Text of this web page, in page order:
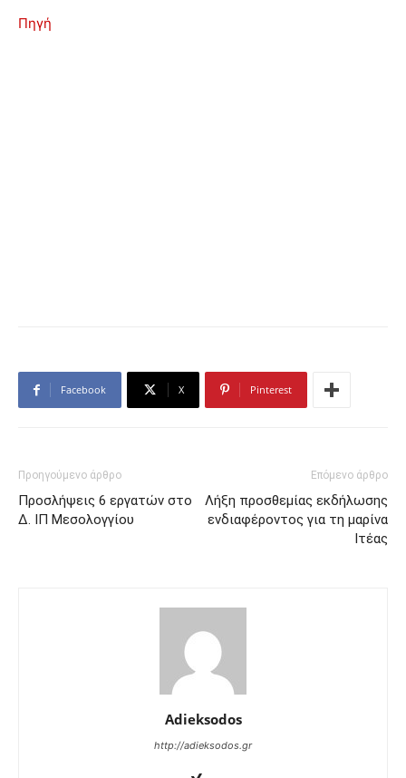
Πηγή
Facebook X Pinterest
Προηγούμενο άρθρο
Προσλήψεις 6 εργατών στο
Δ. ΙΠ Μεσολογγίου
Επόμενο άρθρο
Λήξη προσθεμίας εκδήλωσης
ενδιαφέροντος για τη μαρίνα
Ιτέας
Adieksodos
http://adieksodos.gr